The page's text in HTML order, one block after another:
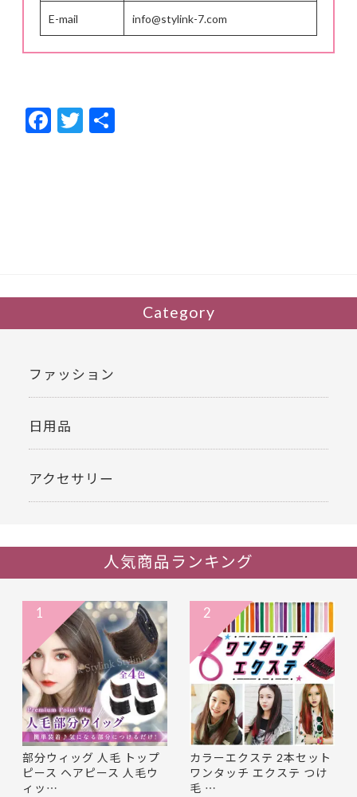
E-mail info@stylink-7.com
F
ac
T
w
Category
ファッション
日用品
アクセサリー
人気商品ランキング
部分ウィッグ 人毛 トップ
ピース ヘアピース 人毛ウ
ィッ…
1
カラーエクステ 2本セット
ワンタッチ エクステ つけ
毛 …
2